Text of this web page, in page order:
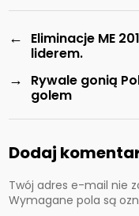
←
Eliminacje ME
liderem.
→
Rywale gonią
golem
Dodaj
Twój adres e-mail nie
Wymagane pola są